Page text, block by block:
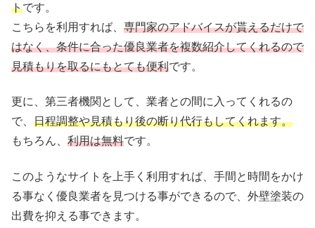
トです。
こちらを利用すれば、 専門家のアドバイスが貰えるだけで
はなく、条件に合った優良業者を複数紹介してくれるので
見積もりを取るにもとても便利です。
更に、第三者機関として、業者との間に入ってくれるの
で、 日程調整や見積もり後の断り代行もしてくれます。
もちろん、 利用は無料です。
このようなサイトを上手く利用すれば、手間と時間をかけ
る事なく優良業者を見つける事ができるので、外壁塗装の
出費を抑える事できます。